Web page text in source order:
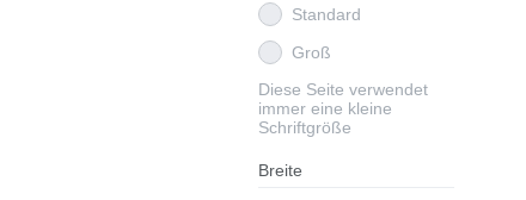
Standard
Groß
Diese Seite verwendet
immer eine kleine
Schriftgröße
Breite